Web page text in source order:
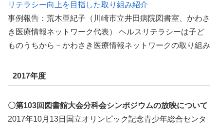
リテラシー向上を目指した取り組み紹介
事例報告：荒木亜紀子（川崎市立井田病院図書室、かわさ
き医療情報ネットワーク代表） ヘルスリテラシーは子ど
ものうちから－かわさき医療情報ネットワークの取り組み
2017年度
〇第103回図書館大会分科会シンポジウムの放映について
2017年10月13日国立オリンピック記念青少年総合センタ